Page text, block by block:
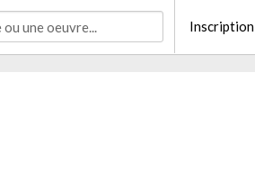
Inscription